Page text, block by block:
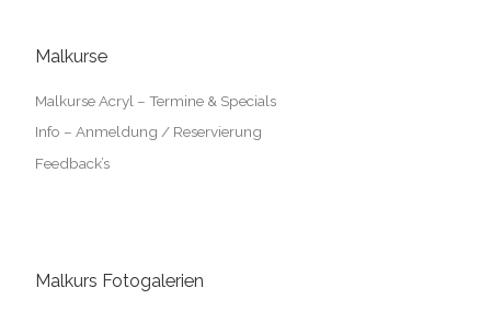
Malkurse
Malkurse Acryl – Termine & Specials
Info – Anmeldung / Reservierung
Feedback’s
Malkurs Fotogalerien